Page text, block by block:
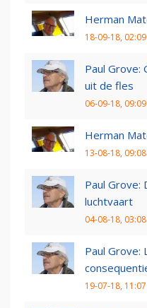
Herman
18-09-18, 02:09
Paul Grove:
uit de fles
06-09-18, 09:09
Herman
13-08-18, 09:08
Paul Grove:
luchtvaart
04-08-18, 03:08
Paul Grove:
19-07-18, 11:07